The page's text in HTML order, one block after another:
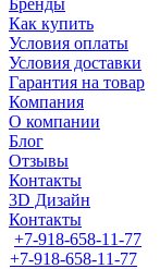
Бренды
Как купить
Условия оплаты
Условия доставки
Гарантия на товар
Компания
О компании
Блог
Отзывы
Контакты
3D Дизайн
Контакты
+7-918-658-11-77
+7-918-658-11-77